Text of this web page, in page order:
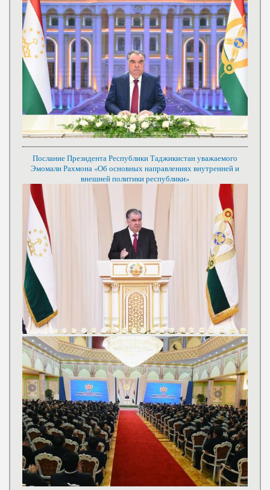
Послание Президента Республики Таджикистан уважаемого
Эмомали Рахмона «Об основных направлениях внутренней и
внешней политики республики»